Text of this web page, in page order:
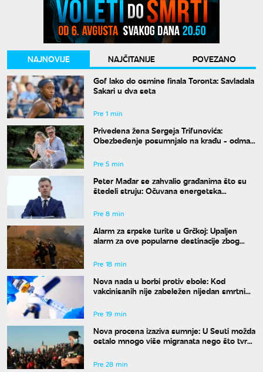
NAJNOVIJE NAJČITANIJE
POVEZANO
Gof lako do osmine finala Toronta: Savladala
Sakari u dva seta
Pre 1 min
Privedena žena Sergeja Trifunovića:
Obezbeđenje posumnjalo na krađu - odmah
Pre 5 min
Peter Mađar se zahvalio građanima što su
štedeli struju: Očuvana energetska
Pre 8 min
Alarm za srpske turite u Grčkoj: Upaljen
alarm za ove popularne destinacije zbog
Pre 18 min
Nova nada u borbi protiv ebole: Kod
vakcinisanih nije zabeležen nijedan smrtni
Pre 19 min
Nova procena izaziva sumnje: U Seuti možda
ostalo mnogo više migranata nego što tvrdi
Pre 28 min